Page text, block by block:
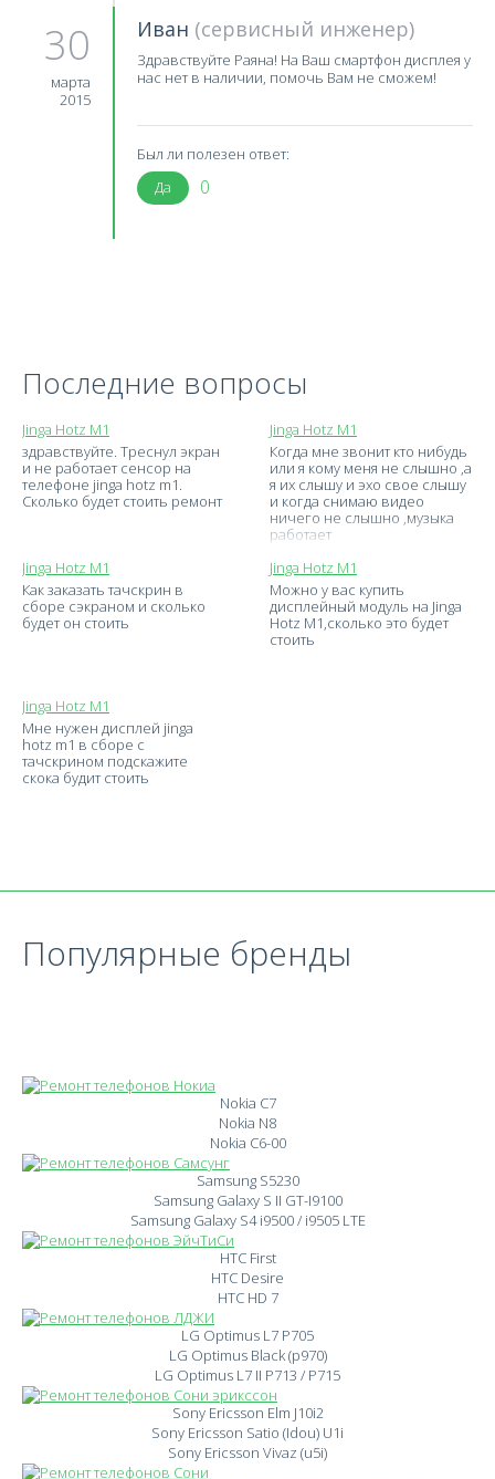
30
марта
2015
Иван (сервисный инженер)
Здравствуйте Раяна! На Ваш смартфон дисплея у
нас нет в наличии, помочь Вам не сможем!
Был ли полезен ответ:
Да
0
Последние вопросы
Jinga Hotz M1
здравствуйте. Треснул экран
и не работает сенсор на
телефоне jinga hotz m1.
Сколько будет стоить ремонт
Jinga Hotz M1
Когда мне звонит кто нибудь
или я кому меня не слышно ,а
я их слышу и эхо свое слышу
и когда снимаю видео
ничего не слышно ,музыка
работает
Jinga Hotz M1
Как заказать тачскрин в
сборе сэкраном и сколько
будет он стоить
Jinga Hotz M1
Можно у вас купить
дисплейный модуль на Jinga
Hotz M1,сколько это будет
стоить
Jinga Hotz M1
Мне нужен дисплей jinga
hotz m1 в сборе с
тачскрином подскажите
скока будит стоить
Популярные бренды
Nokia C7
Nokia N8
Nokia C6-00
Samsung S5230
Samsung Galaxy S II GT-I9100
Samsung Galaxy S4 i9500 / i9505 LTE
HTC First
HTC Desire
HTC HD 7
LG Optimus L7 P705
LG Optimus Black (p970)
LG Optimus L7 II P713 / P715
Sony Ericsson Elm J10i2
Sony Ericsson Satio (Idou) U1i
Sony Ericsson Vivaz (u5i)